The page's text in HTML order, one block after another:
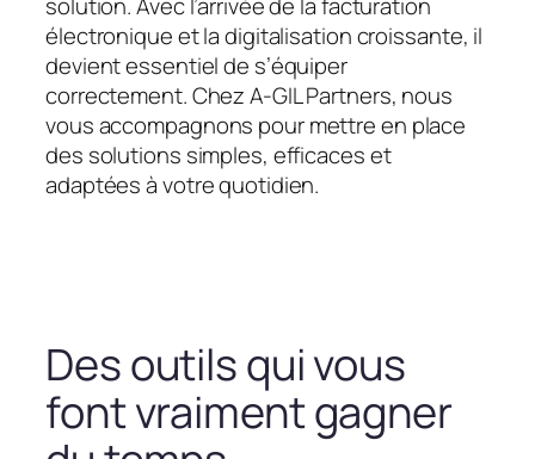
électronique et la digitalisation croissante, il
devient essentiel de s’équiper
correctement. Chez A-GIL Partners, nous
vous accompagnons pour mettre en place
des solutions simples, efficaces et
adaptées à votre quotidien.
Des outils qui vous
font vraiment gagner